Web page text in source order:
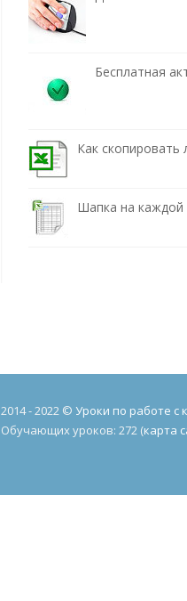
Бесплатная
Как скопировать
Шапка на каждой
2014 - 2022 © Уроки по работе
Обучающих уроков: 272 (карта